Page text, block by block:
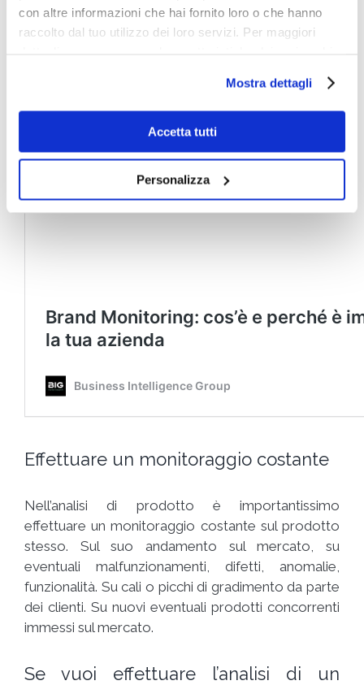
con altre informazioni che hai fornito loro o che hanno
raccolto dal tuo utilizzo dei loro servizi. Per maggiori
Mostra dettagli
Accetta tutti
Personalizza
Effettuare un monitoraggio costante
Nell’analisi di prodotto è importantissimo
effettuare un monitoraggio costante sul prodotto
stesso. Sul suo andamento sul mercato, su
eventuali malfunzionamenti, difetti, anomalie,
funzionalità. Su cali o picchi di gradimento da parte
dei clienti. Su nuovi eventuali prodotti concorrenti
immessi sul mercato.
Se vuoi effettuare l’analisi di un